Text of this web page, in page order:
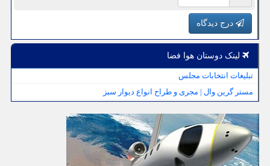
درج دیدگاه
لینک دوستان هوا فضا
تبلیغات انتخابات مجلس
مستر گرین وال | مجری و طراح انواع دیوار سبز